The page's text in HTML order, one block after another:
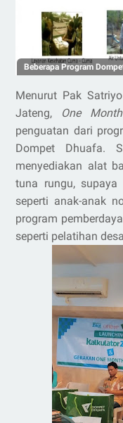
Beberapa Program
Menurut Pak
Jateng,
One
penguatan dari
Dompet Dhuafa.
menyediakan alat
tuna rungu, supaya
seperti anak-anak
program
seperti pelatihan